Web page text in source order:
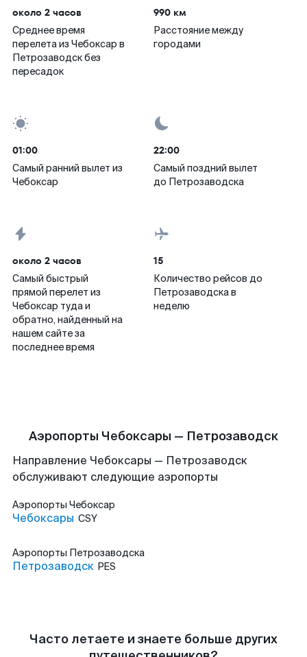
около 2 часов
Среднее время
перелета из Чебоксар в
Петрозаводск без
пересадок
990 км
Расстояние между
городами
01:00
Самый ранний вылет из
Чебоксар
22:00
Самый поздний вылет
до Петрозаводска
около 2 часов
Самый быстрый
прямой перелет из
Чебоксар туда и
обратно, найденный на
нашем сайте за
последнее время
15
Количество рейсов до
Петрозаводска в
неделю
Аэропорты Чебоксары — Петрозаводск
Направление Чебоксары — Петрозаводск
обслуживают следующие аэропорты
Аэропорты Чебоксар
Чебоксары CSY
Аэропорты Петрозаводска
Петрозаводск PES
Часто летаете и знаете больше других